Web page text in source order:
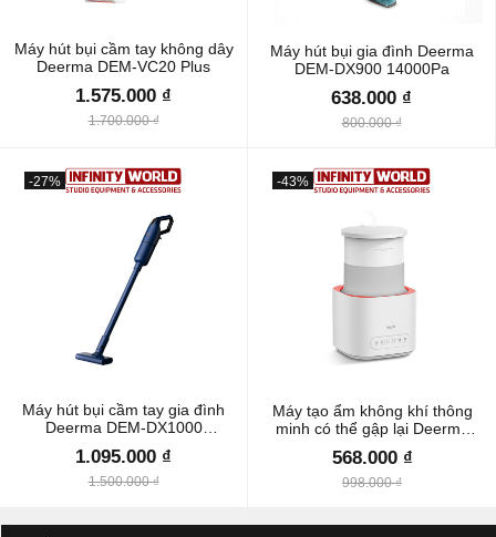
Máy hút bụi cầm tay không dây
Deerma DEM-VC20 Plus
1.575.000 ₫
1.700.000 ₫
Máy hút bụi gia đình Deerma
DEM-DX900 14000Pa
638.000 ₫
800.000 ₫
-27%
Máy hút bụi cầm tay gia đình
Deerma DEM-DX1000
1.095.000 ₫
1.500.000 ₫
-43%
Máy tạo ẩm không khí thông
minh có thể gập lại Deerma
568.000 ₫
998.000 ₫